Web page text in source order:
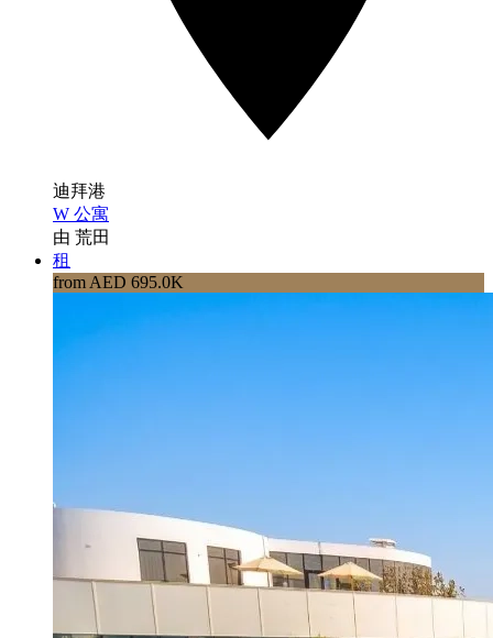
迪拜港
W 公寓
由 荒田
租
from AED 695.0K